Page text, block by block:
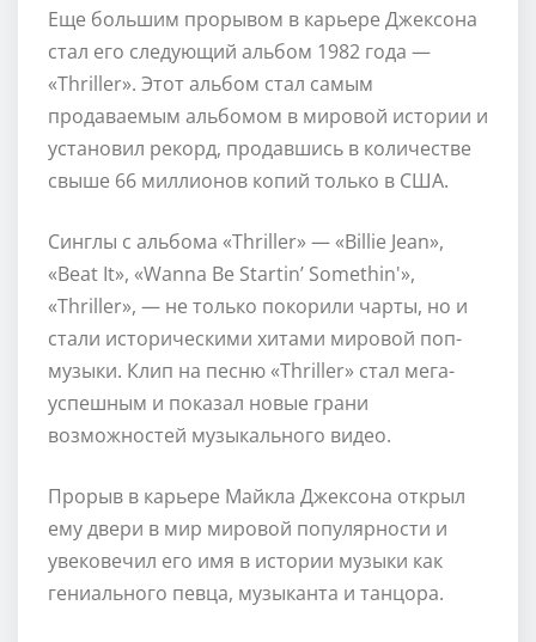
Еще большим прорывом в карьере Джексона
стал его следующий альбом 1982 года —
«Thriller». Этот альбом стал самым
продаваемым альбомом в мировой истории и
установил рекорд, продавшись в количестве
свыше 66 миллионов копий только в США.
Синглы с альбома «Thriller» — «Billie Jean»,
«Beat It», «Wanna Be Startin’ Somethin'»,
«Thriller», — не только покорили чарты, но и
стали историческими хитами мировой поп-
музыки. Клип на песню «Thriller» стал мега-
успешным и показал новые грани
возможностей музыкального видео.
Прорыв в карьере Майкла Джексона открыл
ему двери в мир мировой популярности и
увековечил его имя в истории музыки как
гениального певца, музыканта и танцора.